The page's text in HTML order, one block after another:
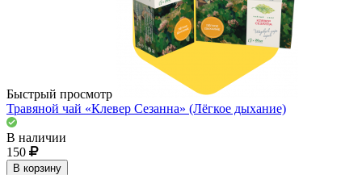
Быстрый просмотр
Травяной чай «Клевер Сезанна» (Лёгкое дыхание)
В наличии
150
В корзину